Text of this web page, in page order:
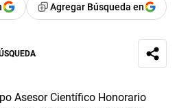
Agregar Búsqueda en
Asesor Científico Honorario